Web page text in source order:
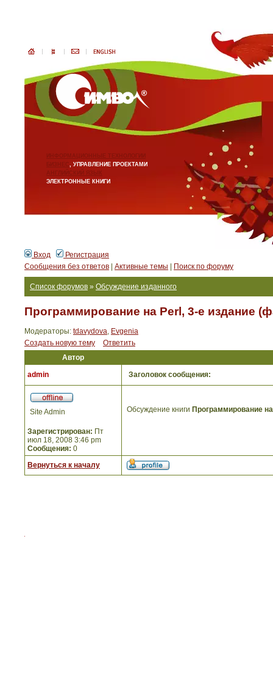
ИНФОРМАЦИОННЫЕ ТЕХНОЛОГИИ
БИЗНЕС, УПРАВЛЕНИЕ ПРОЕКТАМИ
АНГЛИЙСКИЙ ЯЗЫК
ЭЛЕКТРОННЫЕ КНИГИ
Вход
Регистрация
Сообщения без ответов
Активные темы Поиск по форуму
Список форумов » Обсуждение изданного
Программирование на Perl, 3-е издание
Модераторы: tdavydova, Evgenia
Создать новую тему
Ответить
Автор
admin
Заголовок сообщения:
Site Admin
Зарегистрирован: Пт
июл 18, 2008 3:46 pm
Сообщения: 0
Обсуждение книги Программирование
Вернуться к началу